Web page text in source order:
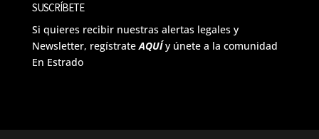
SUSCRÍBETE
Si quieres recibir nuestras alertas legales y
Newsletter, regístrateAQUÍ y únete a la comunidad
En Estrado